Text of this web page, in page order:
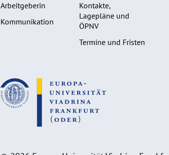
Arbeitgeberin
Kommunikation
Kontakte,
Lagepläne und
ÖPNV
Termine und Fristen